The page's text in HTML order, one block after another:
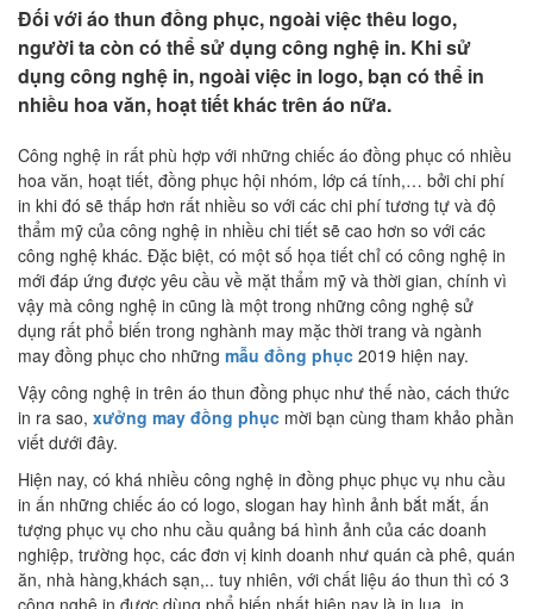
Đối với áo thun đồng phục, ngoài việc thêu logo,
người ta còn có thể sử dụng công nghệ in. Khi sử
dụng công nghệ in, ngoài việc in logo, bạn có thể in
nhiều hoa văn, hoạt tiết khác trên áo nữa.
Công nghệ in rất phù hợp với những chiếc áo đồng phục có nhiều
hoa văn, hoạt tiết, đồng phục hội nhóm, lớp cá tính,… bởi chi phí
in khi đó sẽ thấp hơn rất nhiều so với các chi phí tương tự và độ
thẩm mỹ của công nghệ in nhiều chi tiết sẽ cao hơn so với các
công nghệ khác. Đặc biệt, có một số họa tiết chỉ có công nghệ in
mới đáp ứng được yêu cầu về mặt thẩm mỹ và thời gian, chính vì
vậy mà công nghệ in cũng là một trong những công nghệ sử
dụng rất phổ biến trong nghành may mặc thời trang và ngành
may đồng phục cho những mẫu đồng phục 2019 hiện nay.
Vậy công nghệ in trên áo thun đồng phục như thế nào, cách thức
in ra sao, xưởng may đồng phục mời bạn cùng tham khảo phần
viết dưới đây.
Hiện nay, có khá nhiều công nghệ in đồng phục phục vụ nhu cầu
in ấn những chiếc áo có logo, slogan hay hình ảnh bắt mắt, ấn
tượng phục vụ cho nhu cầu quảng bá hình ảnh của các doanh
nghiệp, trường học, các đơn vị kinh doanh như quán cà phê, quán
ăn, nhà hàng,khách sạn,.. tuy nhiên, với chất liệu áo thun thì có 3